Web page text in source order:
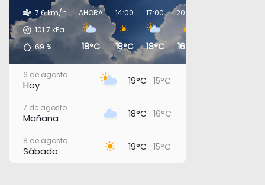
7.6 km/h
101.7 kPa
69 %
AHORA
18°C
14:00
18°C
17:00
18°C
20:00
16°C
6 de agosto
Hoy 19°C 15°C
7 de agosto
Mañana 18°C 16°C
8 de agosto
Sábado 19°C 15°C